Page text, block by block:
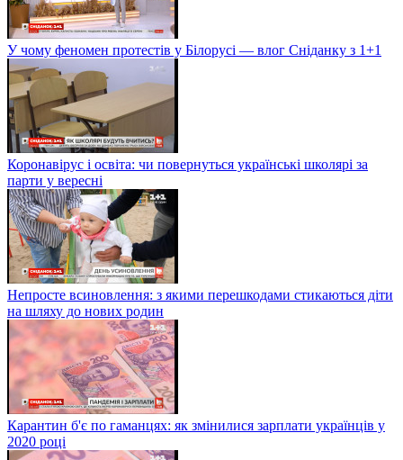
У чому феномен протестів у Білорусі — влог Сніданку з 1+1
Коронавірус і освіта: чи повернуться українські школярі за
парти у вересні
Непросте всиновлення: з якими перешкодами стикаються діти
на шляху до нових родин
Карантин б'є по гаманцях: як змінилися зарплати українців у
2020 році